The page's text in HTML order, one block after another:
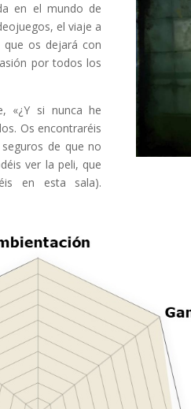
en el mundo de
el viaje a
que os dejará con
por todos los
«¿Y si nunca he
Os encontraréis
de que no
ver la peli, que
en esta sala).